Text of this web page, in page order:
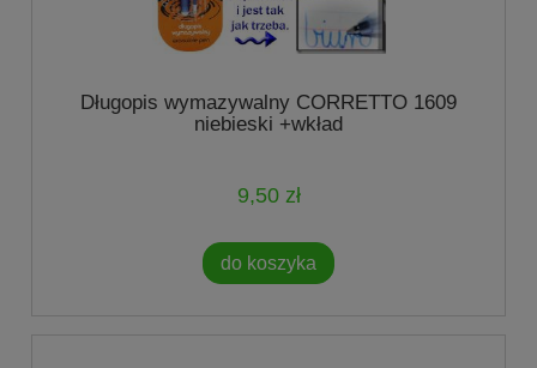
Długopis wymazywalny CORRETTO 1609
niebieski +wkład
9,50 zł
do koszyka